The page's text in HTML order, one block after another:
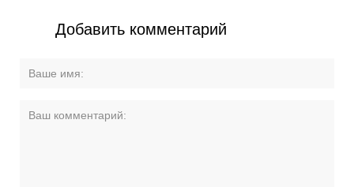
Добавить комментарий